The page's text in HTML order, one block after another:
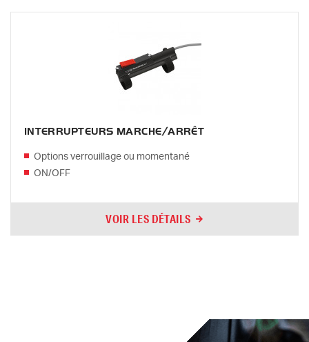
INTERRUPTEURS MARCHE/ARRÊT
Options verrouillage ou momentané
ON/OFF
VOIR LES DÉTAILS